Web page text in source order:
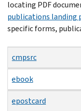
of
main
content
locating PDF
publications landing
specific forms,
cmpsrc
ebook
epostcard